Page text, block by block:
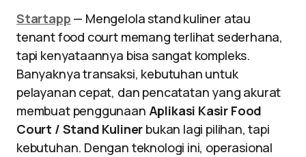
Startapp — Mengelola stand kuliner atau
tenant food court memang terlihat sederhana,
tapi kenyataannya bisa sangat kompleks.
Banyaknya transaksi, kebutuhan untuk
pelayanan cepat, dan pencatatan yang akurat
membuat penggunaan Aplikasi Kasir Food
Court / Stand Kuliner bukan lagi pilihan, tapi
kebutuhan. Dengan teknologi ini, operasional